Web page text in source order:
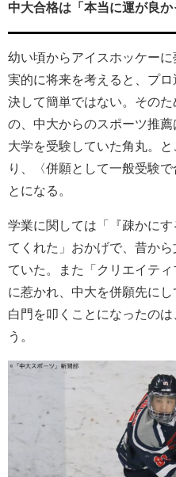
中大合格は「本当に運が良か
幼い頃からアイスホッケー
実的に将来を考えると、プ
決して簡単ではない。その
の、中大からのスポーツ推
大学を受験していた角丸。
り、〈併願として一般受験
とになる。
学業に関しては「『疎かに
てくれた」おかげで、昔か
ていた。また「クリエイティ
に惹かれ、中大を併願先に
白門を叩くことになったの
う。